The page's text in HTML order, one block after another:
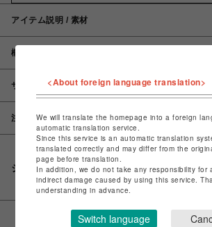
アイテム説明 / 素材
概要
サイズ
注意事項
シェアする
<About foreign language translation>
We will translate the homepage into a foreign
automatic translation service.
Since this service is an automatic translation
translated correctly and may differ from the
page before translation.
In addition, we do not take any responsibility for
indirect damage caused by using this service.
understanding in advance.
Switch language